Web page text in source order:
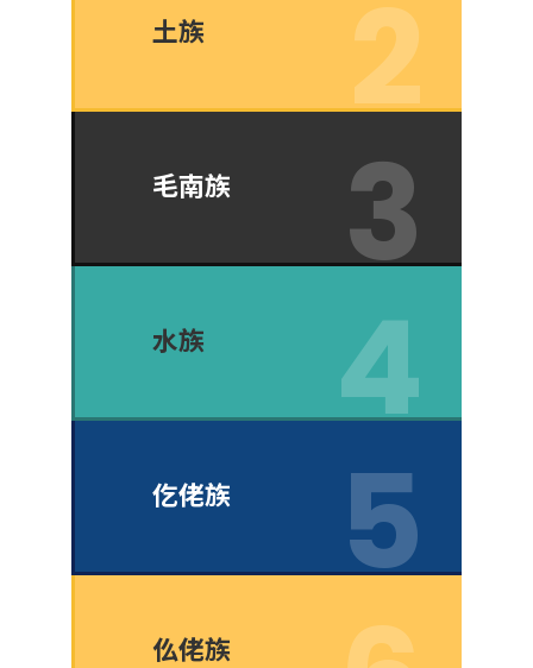
土族
毛南族
水族
仡佬族
仫佬族